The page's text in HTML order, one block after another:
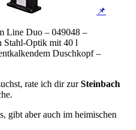
📌
Line Duo – 049048 –
Stahl-Optik mit 40 l
Duschkopf –
rate ich dir zurSteinbach
gibt aber auch im heimischen